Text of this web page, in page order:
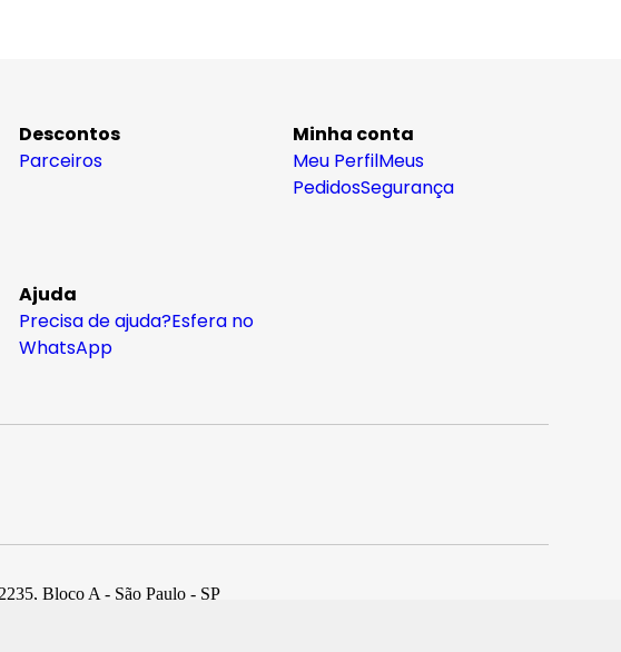
Descontos
Parceiros
Minha conta
Meu PerfilMeus
PedidosSegurança
Ajuda
Precisa de ajuda?Esfera no
WhatsApp
Bloco A - São Paulo - SP